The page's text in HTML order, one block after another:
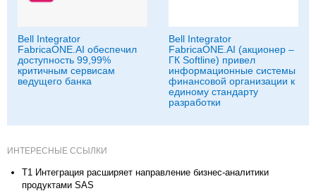
Bell Integrator
FabricaONE.AI обеспечил
доступность 99,99%
критичным сервисам
ведущего банка
Bell Integrator
FabricaONE.AI (акционер –
ГК Softline) привел
информационные системы
финансовой организации к
единому стандарту
разработки
ИНТЕРЕСНЫЕ ССЫЛКИ
Т1 Интеграция расширяет направление бизнес-аналитики
продуктами SAS